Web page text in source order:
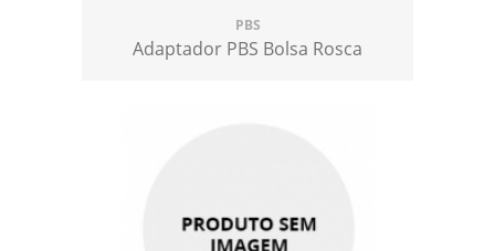
PBS
Adaptador PBS Bolsa Rosca